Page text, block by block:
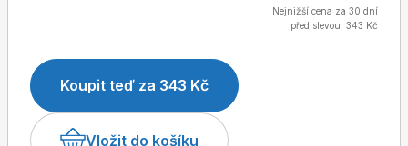
Dětské časopisy
pozornost jsme v kuchařce věnovali jednotlivým
druhům rýže – v receptech se tak objeví např.
jasmínová rýže, divoká rýže, rýže na rizoto, červená
rýže...
Nejnižší cena za 30 dní
před slevou: 343 Kč
Koupit teď za 343 Kč
Vložit do košíku